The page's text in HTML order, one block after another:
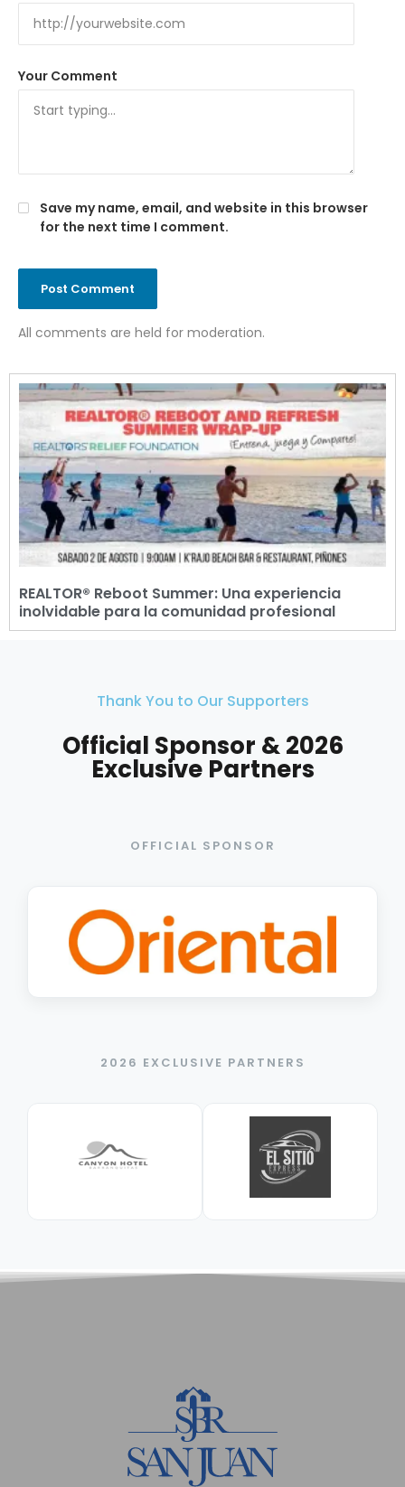
REALTOR® Reboot Summer: Una experiencia
inolvidable para la comunidad profesional
Your Comment
All comments are held for moderation.
Save my name, email, and website in this browser
for the next time I comment.
Thank You to Our Supporters
Official Sponsor & 2026
Exclusive Partners
OFFICIAL SPONSOR
2026 EXCLUSIVE PARTNERS